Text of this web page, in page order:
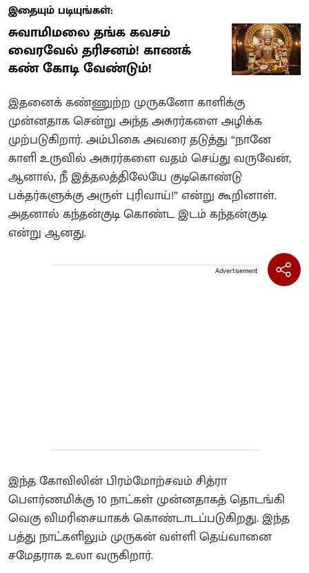
இதையும் படியுங்கள்:
சுவாமிமலை தங்க கவசம்
வைரவேல் தரிசனம்! காணக்
கண் கோடி வேண்டும்!
இதனைக் கண்ணுற்ற முருகனோ காளிக்கு
முன்னதாக சென்று அந்த அசுரர்களை அழிக்க
முற்படுகிறார். அம்பிகை அவரை தடுத்து “நானே
காளி உருவில் அசுரர்களை வதம் செய்து வருவேன்,
ஆனால், நீ இத்தலத்திலேயே குடிகொண்டு
பக்தர்களுக்கு அருள் புரிவாய்!” என்று கூறினாள்.
அதனால் கந்தன்குடி கொண்ட இடம் கந்தன்குடி
என்று ஆனது.
Advertisement
இந்த கோவிலின் பிரம்மோற்சவம் சித்ரா
பௌர்ணமிக்கு 10 நாட்கள் முன்னதாகத் தொடங்கி
வெகு விமரிசையாகக் கொண்டாடப்படுகிறது. இந்த
பத்து நாட்களிலும் முருகன் வள்ளி தெய்வானை
சமேதராக உலா வருகிறார்.